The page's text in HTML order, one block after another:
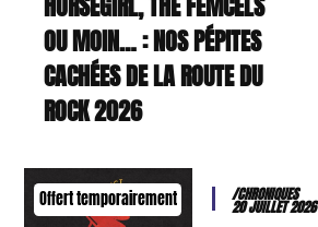
OU MOIN… : NOS PÉPITES
CACHÉES DE LA ROUTE DU
ROCK 2026
Offert temporairement /CHRONIQUES
20 JUILLET 2026